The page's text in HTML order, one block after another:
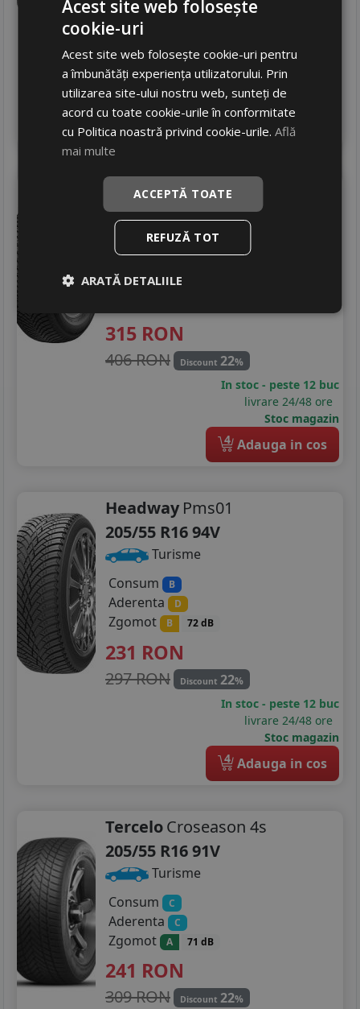
245RON
381 RON
In stoc - peste 12 buc
livrare 24/48 ore
Stoc magazin
4 Adauga in cos
LaufennLh71 g fit 4s
205/55 R16 91H
Turisme
Aderenta B
315 RON
406 RON Discount 22%
In stoc - peste 12 buc
livrare 24/48 ore
Stoc magazin
4 Adauga in cos
Headway Pms01
205/55 R16 94V
Turisme
Consum
B
Aderenta D
Zgomot B 72 dB
231 RON
297 RON Discount 22%
In stoc - peste 12 buc
livrare 24/48 ore
Stoc magazin
4 Adauga in cos
TerceloCroseason 4s
205/55 R16 91V
Turisme
Consum
C
Aderenta C
Zgomot A 71 dB
241 RON
309 RON Discount 22%
Acest site web folosește
cookie-uri
Acest site web folosește cookie-uri pentru
a îmbunătăți experiența utilizatorului. Prin
utilizarea site-ului nostru web, sunteți de
acord cu toate cookie-urile în conformitate
cu Politica noastră privind cookie-urile.Află
mai multe
ACCEPTĂ TOATE
REFUZĂ TOT
ARATĂ DETALIILE